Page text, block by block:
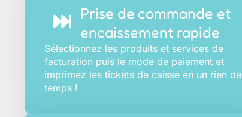
Prise de commande et
encaissement rapide
Sélectionnez les produits et services de
facturation puis le mode de paiement et
imprimez les tickets de caisse en un rien de
temps !